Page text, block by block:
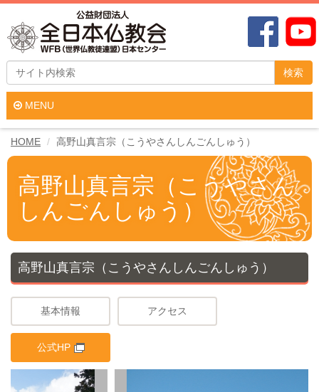
検索
MENU
HOME 高野山真言宗（こうやさんしんごんしゅう）
高野山真言宗（こうやさん
しんごんしゅう）
高野山真言宗（こうやさんしんごんしゅう）
基本情報 アクセス
公式HP